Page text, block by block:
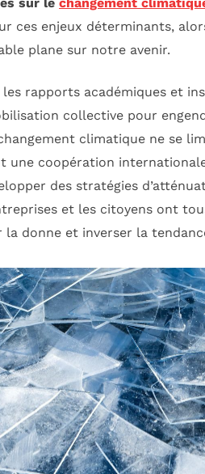
sur le changement
ces enjeux déterminants,
plane sur notre avenir.
rapports académiques et
collective pour
climatique ne se
une coopération
des stratégies
et les citoyens ont
la donne et inverser la